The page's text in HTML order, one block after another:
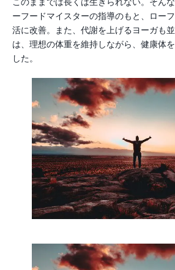
ーフードマイスターの指導のもと、ロー
活に改善。また、代謝を上げるヨーガも
は、理想の体重を維持しながら、健康体
した。